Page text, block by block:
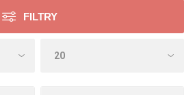
FILTRY